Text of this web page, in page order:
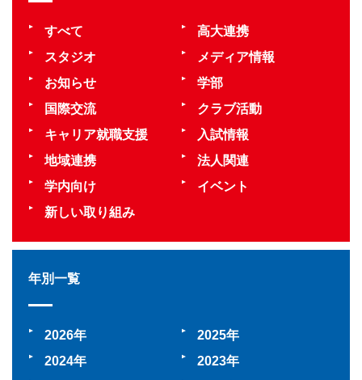
すべて
高大連携
スタジオ
メディア情報
お知らせ
学部
国際交流
クラブ活動
キャリア就職支援
入試情報
地域連携
法人関連
学内向け
イベント
新しい取り組み
年別一覧
2026
2025
2024
2023